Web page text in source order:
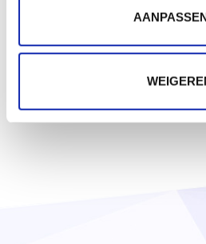
.dk
Vanaf €